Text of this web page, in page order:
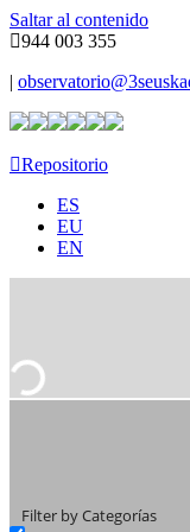
Saltar al contenido
944 003 355
|
Repositorio
ES
EU
EN
Filter by Categorías